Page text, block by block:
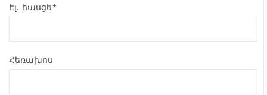
Էլ․ հասցե*
Հեռախոս